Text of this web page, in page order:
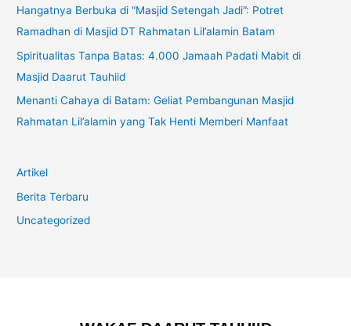
Hangatnya Berbuka di “Masjid Setengah Jadi”: Potret
Ramadhan di Masjid DT Rahmatan Lil’alamin Batam
Spiritualitas Tanpa Batas: 4.000 Jamaah Padati Mabit di
Masjid Daarut Tauhiid
Menanti Cahaya di Batam: Geliat Pembangunan Masjid
Rahmatan Lil’alamin yang Tak Henti Memberi Manfaat
Artikel
Berita Terbaru
Uncategorized